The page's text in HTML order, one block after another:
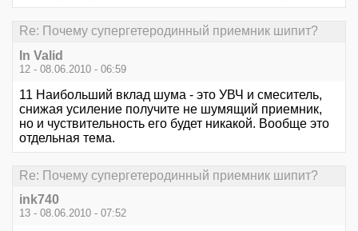
Re: Почему супергетеродинный приемник шипит?
In Valid
12 - 08.06.2010 - 06:59
11 Наибольший вклад шума - это УВЧ и смеситель,
снижая усиление получите не шумящий приемник,
но и чуствительность его будет никакой. Вообще это
отдельная тема.
Re: Почему супергетеродинный приемник шипит?
ink740
13 - 08.06.2010 - 07:52